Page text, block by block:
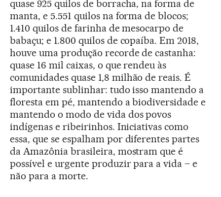
quase 925 quilos de borracha, na forma de
manta, e 5.551 quilos na forma de blocos;
1.410 quilos de farinha de mesocarpo de
babaçu; e 1.800 quilos de copaíba. Em 2018,
houve uma produção recorde de castanha:
quase 16 mil caixas, o que rendeu às
comunidades quase 1,8 milhão de reais. É
importante sublinhar: tudo isso mantendo a
floresta em pé, mantendo a biodiversidade e
mantendo o modo de vida dos povos
indígenas e ribeirinhos. Iniciativas como
essa, que se espalham por diferentes partes
da Amazônia brasileira, mostram que é
possível e urgente produzir para a vida – e
não para a morte.